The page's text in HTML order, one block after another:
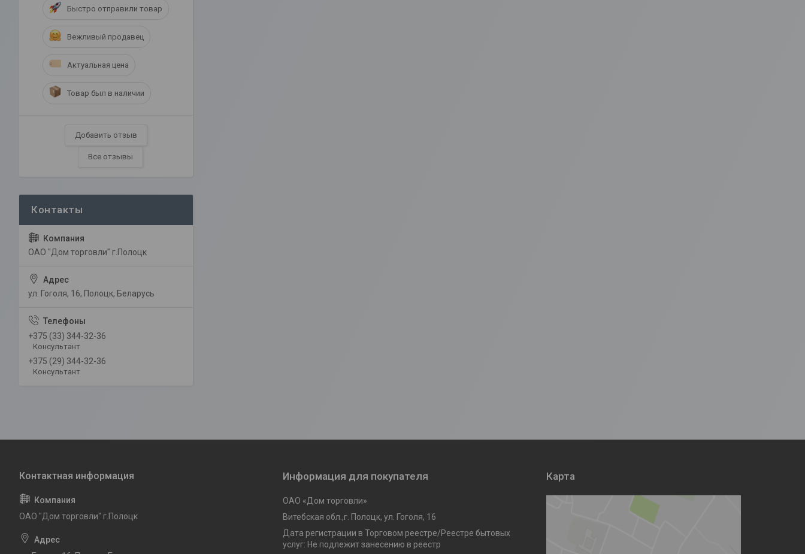
Быстро отправили товар
Вежливый продавец
Актуальная цена
Товар был в наличии
Добавить отзыв
Все отзывы
ОАО "Дом торговли" г.Полоцк
ул. Гоголя, 16, Полоцк, Беларусь
+375 (33) 344-32-36
Консультант
+375 (29) 344-32-36
Консультант
ОАО "Дом торговли" г.Полоцк
Информация для покупателя
ОАО «Дом торговли»
Витебская обл.,г. Полоцк, ул. Гоголя, 16
Дата регистрации в Торговом реестре/Реестре бытовых
услуг: Не подлежит занесению в реестр
Карта